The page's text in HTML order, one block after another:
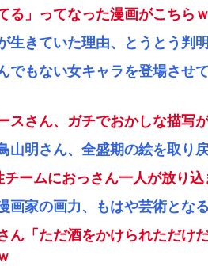
る」ってなった漫画がこちら
生きていた理由、とうとう判
でもない女キャラを登場させ
スさん、ガチでおかしな描写
山明さん、全盛期の絵を取り
チームにおっさん一人が放り
画家の画力、もはや芸術とな
ん「ただ酒をかけられただけ